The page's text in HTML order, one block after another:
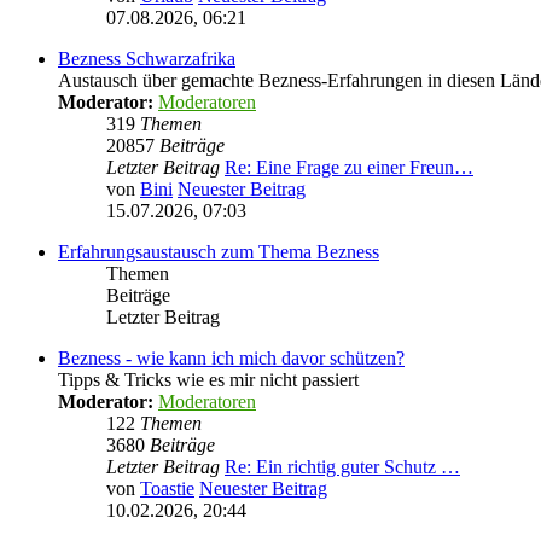
07.08.2026, 06:21
Bezness Schwarzafrika
Austausch über gemachte Bezness-Erfahrungen in diesen
Moderator: Moderatoren
319 Themen
20857 Beiträge
Letzter Beitrag Re: Eine Frage zu einer Freun…
von Bini Neuester Beitrag
15.07.2026, 07:03
Erfahrungsaustausch zum Thema Bezness
Themen
Beiträge
Letzter Beitrag
Bezness - wie kann ich mich davor schützen?
Tipps & Tricks wie es mir nicht passiert
Moderator: Moderatoren
122 Themen
3680 Beiträge
Letzter Beitrag Re: Ein richtig guter Schutz …
von Toastie Neuester Beitrag
10.02.2026, 20:44